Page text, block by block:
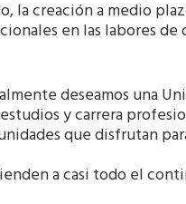
la creación a medio
en las labores
deseamos una
y carrera
que disfrutan
a casi todo el